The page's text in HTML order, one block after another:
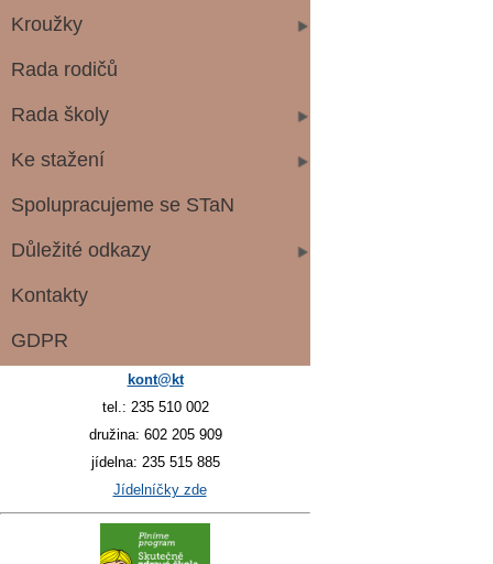
Kroužky
Rada rodičů
Rada školy
Ke stažení
Spolupracujeme se STaN
Důležité odkazy
Kontakty
GDPR
kont@kt
tel.: 235 510 002
družina: 602 205 909
jídelna: 235 515 885
Jídelníčky zde